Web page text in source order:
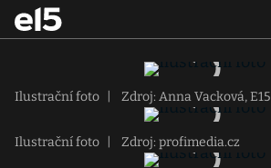
Ilustrační foto Zdroj: Anna Vacková, E15
Ilustrační foto Zdroj: profimedia.cz